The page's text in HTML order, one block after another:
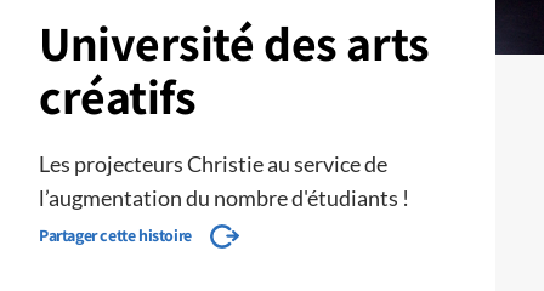
Université des arts
créatifs
Les projecteurs Christie au service de
l’augmentation du nombre d'étudiants !
Partager cette histoire